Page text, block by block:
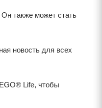
также может стать
новость для всех
Life, чтобы